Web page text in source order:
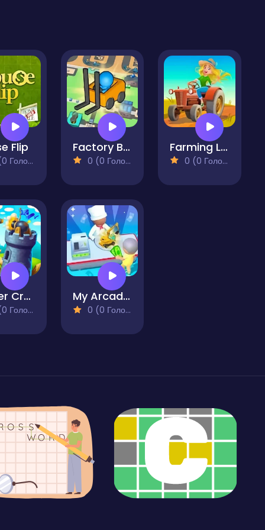
Flip Factory Builder
0 (0 Голосів)
Farming Life
0 (0 Голосів)
Tower Crush My Arcade Center
0 (0 Голосів)